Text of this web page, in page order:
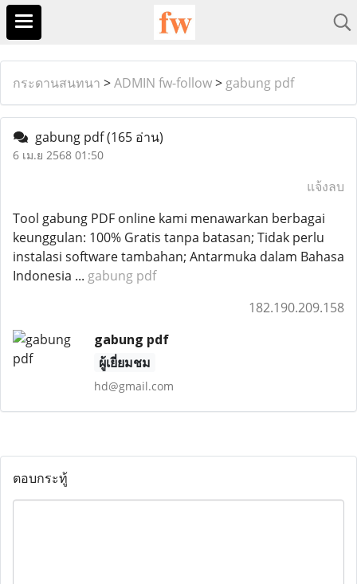
กระดานสนทนา >ADMIN fw-follow> gabung pdf
gabung pdf(165 อ่าน)
6 เม.ย 2568 01:50
แจ้งลบ
Tool gabung PDF online kami menawarkan berbagai
keunggulan: 100% Gratis tanpa batasan; Tidak perlu
instalasi software tambahan; Antarmuka dalam Bahasa
Indonesia ... gabung pdf
182.190.209.158
gabung pdf
ผู้เยี่ยมชม
hd@gmail.com
ตอบกระทู้